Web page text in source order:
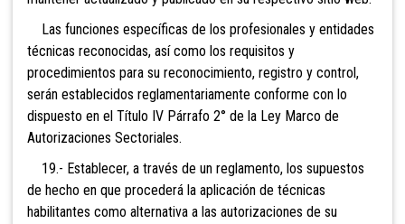
Las funciones específicas de los profesionales y entidades
técnicas reconocidas, así como los requisitos y
procedimientos para su reconocimiento, registro y control,
serán establecidos reglamentariamente conforme con lo
dispuesto en el Título IV Párrafo 2° de la Ley Marco de
Autorizaciones Sectoriales.
19.- Establecer, a través de un reglamento, los supuestos
de hecho en que procederá la aplicación de técnicas
habilitantes como alternativa a las autorizaciones de su